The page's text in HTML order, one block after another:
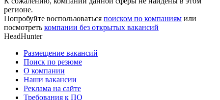
регионе.
Попробуйте воспользоваться поиском по компаниям или
посмотреть компании без открытых вакансий
HeadHunter
Размещение вакансий
Поиск по резюме
О компании
Наши вакансии
Реклама на сайте
Требования к ПО